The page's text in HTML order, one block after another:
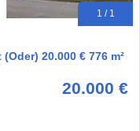
1 / 1
20.000 € 776 m²
20.000 €